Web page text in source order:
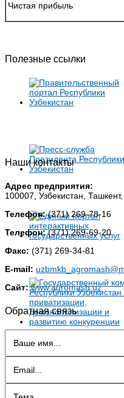
Чистая прибыль
Полезные ссылки
Наши контакты
Адрес предприятия:
100007, Узбекистан,
Телефон:(371) 269-78-16
Телефон:(371) 269-69-20
Факс: (371) 269-34-81
E-mail:
Сайт: www.agromash.uz
Обратная связь